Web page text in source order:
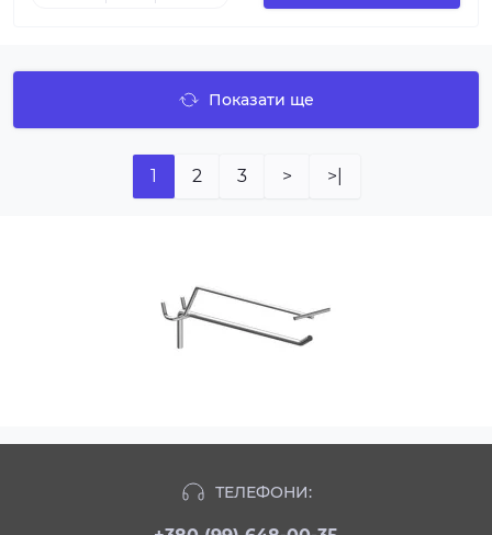
Показати ще
1 2 3 > >|
ТЕЛЕФОНИ: